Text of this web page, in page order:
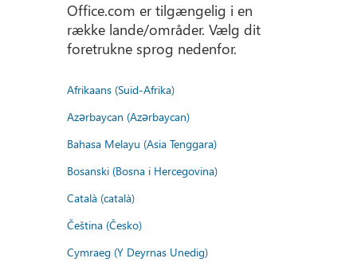
Office.com er tilgængelig i en
række lande/områder. Vælg dit
foretrukne sprog nedenfor.
Afrikaans (Suid-Afrika)
Azərbaycan (Azərbaycan)
Bahasa Melayu (Asia Tenggara)
Bosanski (Bosna i Hercegovina)
Català (català)
Čeština (Česko)
Cymraeg (Y Deyrnas Unedig)